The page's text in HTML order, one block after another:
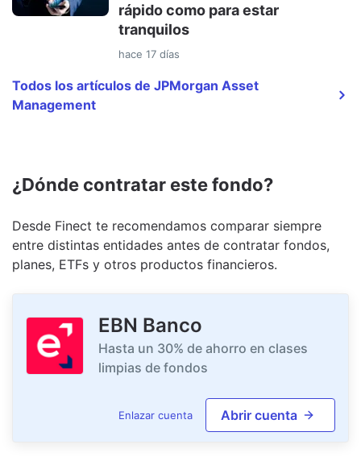
rápido como para estar
tranquilos
hace 17 días
Todos los artículos de JPMorgan Asset
Management
¿Dónde contratar este fondo?
Desde Finect te recomendamos comparar siempre
entre distintas entidades antes de contratar fondos,
planes, ETFs y otros productos financieros.
EBN Banco
Hasta un 30% de ahorro en clases
limpias de fondos
Enlazar cuenta Abrir cuenta